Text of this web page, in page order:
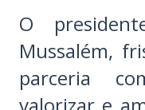
O
Mussalém,
parceria